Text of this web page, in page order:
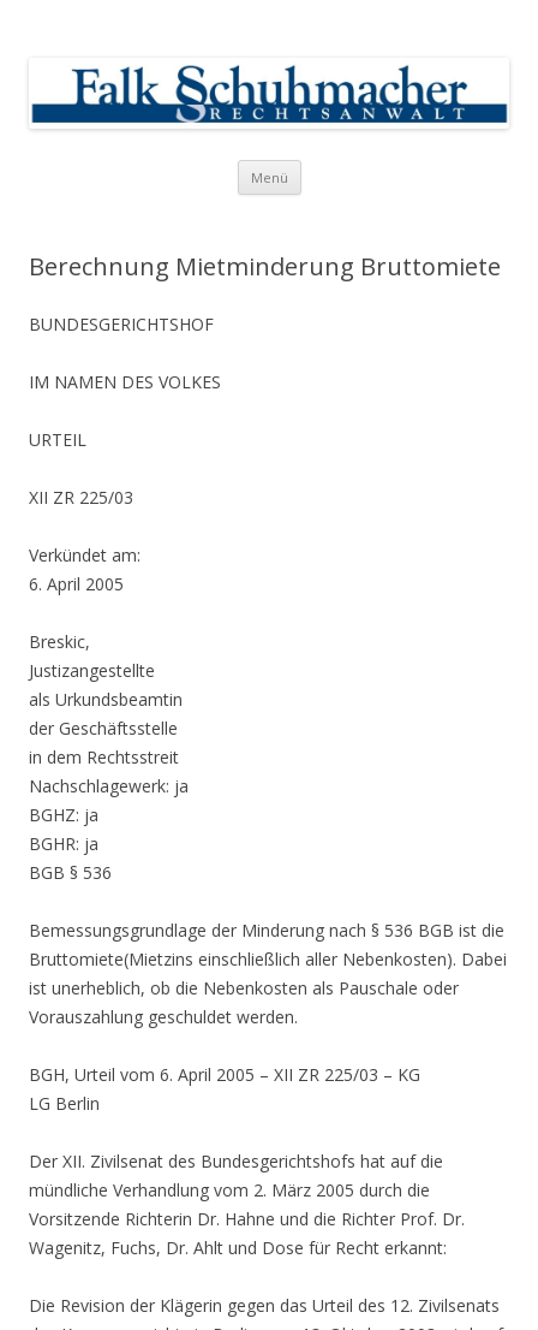
Menü Springe zum Inhalt
Berechnung Mietminderung Bruttomiete
BUNDESGERICHTSHOF
IM NAMEN DES VOLKES
URTEIL
XII ZR 225/03
Verkündet am:
6. April 2005
Breskic,
Justizangestellte
als Urkundsbeamtin
der Geschäftsstelle
in dem Rechtsstreit
Nachschlagewerk: ja
BGHZ: ja
BGHR: ja
BGB § 536
Bemessungsgrundlage der Minderung nach § 536 BGB ist die
Bruttomiete(Mietzins einschließlich aller Nebenkosten). Dabei
ist unerheblich, ob die Nebenkosten als Pauschale oder
Vorauszahlung geschuldet werden.
BGH, Urteil vom 6. April 2005 – XII ZR 225/03 – KG
LG Berlin
Der XII. Zivilsenat des Bundesgerichtshofs hat auf die
mündliche Verhandlung vom 2. März 2005 durch die
Vorsitzende Richterin Dr. Hahne und die Richter Prof. Dr.
Wagenitz, Fuchs, Dr. Ahlt und Dose für Recht erkannt:
Die Revision der Klägerin gegen das Urteil des 12. Zivilsenats